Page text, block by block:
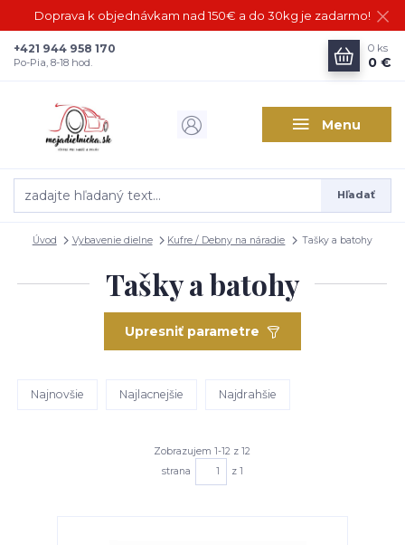
Doprava k objednávkam nad 150€ a do 30kg je zadarmo!
Menu
Hľadať
+421 944 958 170
Po-Pia, 8-18 hod.
0 ks
0 €
Úvod Vybavenie dielne Kufre / Debny na náradie Tašky a batohy
Tašky a batohy
Upresniť parametre
Najnovšie Najlacnejšie Najdrahšie
Zobrazujem 1-12 z 12
strana
z 1